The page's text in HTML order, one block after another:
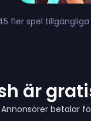
fler spel
är
betalar